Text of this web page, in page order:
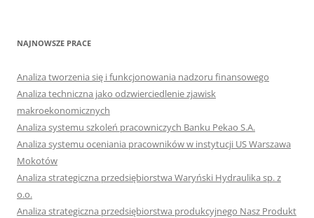
NAJNOWSZE PRACE
Analiza tworzenia się i funkcjonowania nadzoru finansowego
Analiza techniczna jako odzwierciedlenie zjawisk
makroekonomicznych
Analiza systemu szkoleń pracowniczych Banku Pekao S.A.
Analiza systemu oceniania pracowników w instytucji US Warszawa
Mokotów
Analiza strategiczna przedsiębiorstwa Waryński Hydraulika sp. z
o.o.
Analiza strategiczna przedsiębiorstwa produkcyjnego Nasz Produkt